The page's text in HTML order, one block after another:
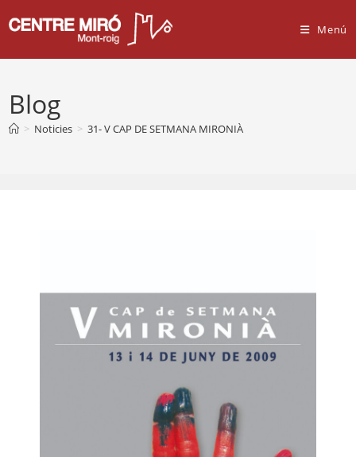
Menú
Blog
> Noticies > 31- V CAP DE SETMANA MIRONIÀ